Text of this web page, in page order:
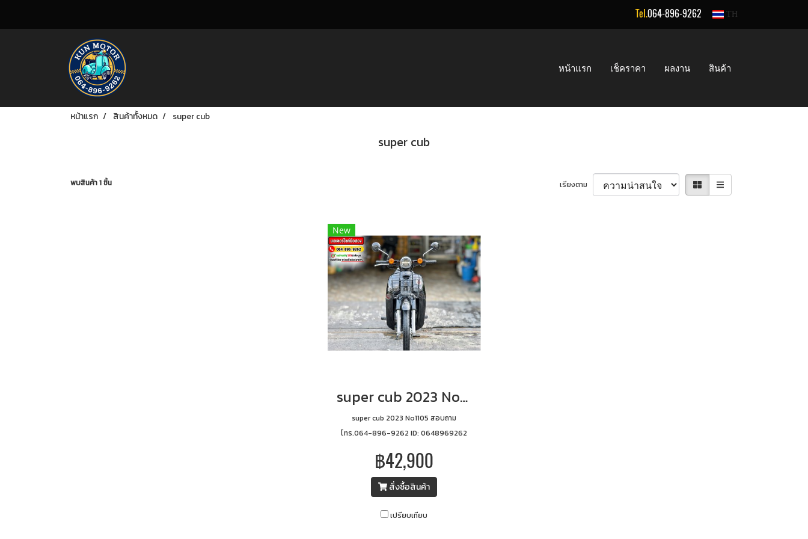
Tel.064-896-9262 TH
หน้าแรก เช็คราคา ผลงาน สินค้า
หน้าแรก สินค้าทั้งหมด super cub
super cub
พบสินค้า 1 ชิ้น เรียงตาม
New
super cub 2023 No1105
super cub 2023 No1105 สอบถาม
โทร.064-896-9262 ID: 0648969262
฿42,900
สั่งซื้อสินค้า
เปรียบเทียบ